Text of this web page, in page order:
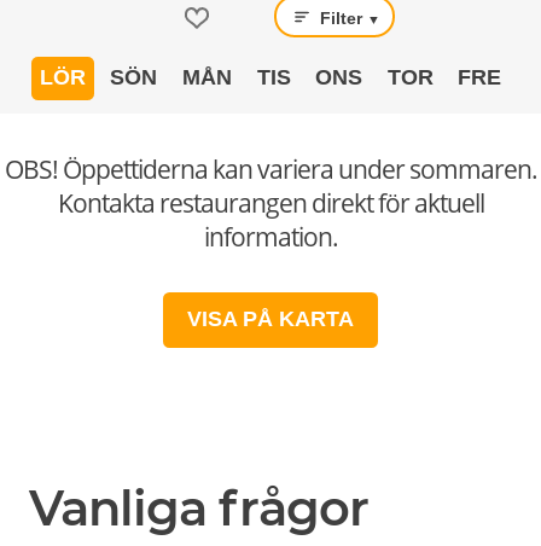
Filter ▼
LÖR SÖN MÅN TIS ONS TOR FRE
OBS! Öppettiderna kan variera under sommaren.
Kontakta restaurangen direkt för aktuell
information.
VISA PÅ KARTA
Vanliga frågor